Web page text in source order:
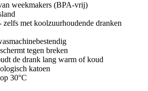
weekmakers (BPA-vrij)
met koolzuurhoudende dranken
tegen breken
de drank lang warm of koud
katoen
30°C